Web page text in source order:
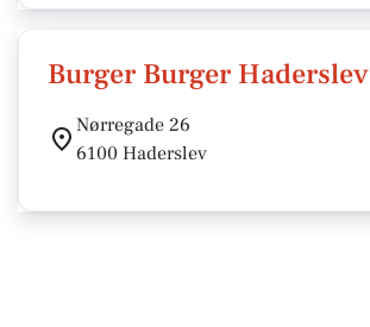
Burger Burger Haderslev
Nørregade 26
6100 Haderslev